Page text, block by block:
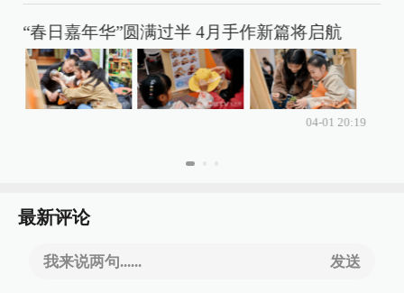
“春日嘉年华”圆满过半 4月手作新篇将启航
04-01 20:19
最新评论
我来说两句...... 发送